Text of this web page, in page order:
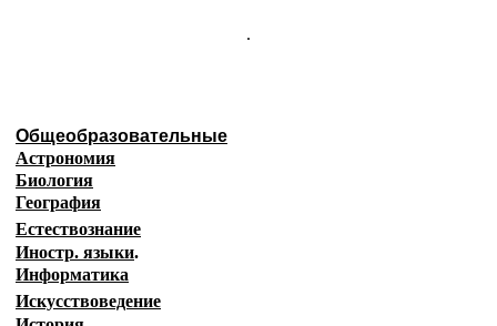
.
Общеобразовательные
Астрономия
Биология
География
Естествознание
Иностр. языки.
Информатика
Искусствоведение